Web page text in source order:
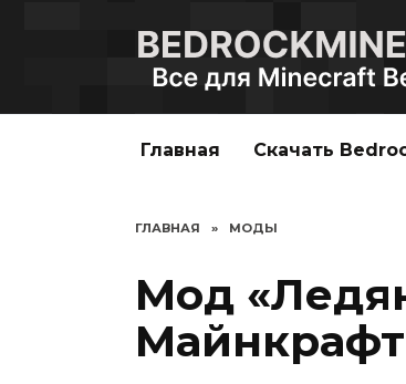
Главная Скачать
ГЛАВНАЯ » МОДЫ
Мод